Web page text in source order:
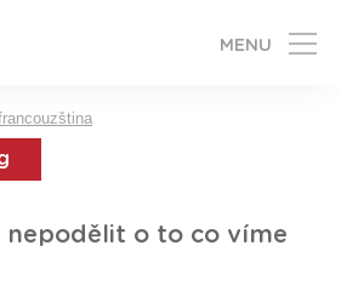
MENU
nepodělit o to co víme